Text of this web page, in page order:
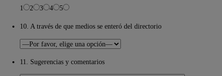
1 2 3 4 5
10. A través de que medios se enteró del directorio
11. Sugerencias y comentarios